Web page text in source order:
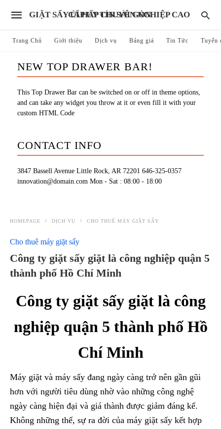
GIẶT SẤY ỦI HẤP CHUYÊN NGHIỆP CAO CẤP UY TÍN SÀI GÒN
Trang Chủ Giới thiệu Dịch vụ Bảng giá Tin Tức Tuyển
NEW TOP DRAWER BAR!
This Top Drawer Bar can be switched on or off in theme options,
and can take any widget you throw at it or even fill it with your
custom HTML Code
CONTACT INFO
3847 Bassell Avenue Little Rock, AR 72201 646-325-0357
innovation@domain.com Mon - Sat : 08:00 - 18:00
HOMEPAGE DỊCH VỤ CHO THUÊ MÁY GIẶT SẤY
Cho thuê máy giặt sấy
Công ty giặt sấy giặt là công nghiệp quận 5
thành phố Hồ Chí Minh
Công ty giặt sấy giặt là công
nghiệp quận 5 thành phố Hồ
Chí Minh
Máy giặt và máy sấy đang ngày càng trở nên gần gũi
hơn với người tiêu dùng nhờ vào những công nghệ
ngày càng hiện đại và giá thành được giảm đáng kể.
Không những thế, sự ra đời của máy giặt sấy kết hợp